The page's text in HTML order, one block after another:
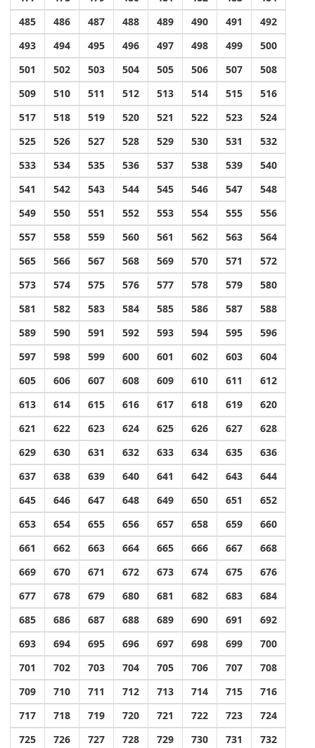
485
486 487 488 489 490 491
492
493
494 495 496 497 498 499
500
501
502 503 504 505 506 507
508
509
510 511 512 513 514 515
516
517
518 519 520 521 522 523
524
525
526 527 528 529 530 531
532
533
534 535 536 537 538 539
540
541
542 543 544 545 546 547
548
549
550 551 552 553 554 555
556
557
558 559 560 561 562 563
564
565
566 567 568 569 570 571
572
573
574 575 576 577 578 579
580
581
582 583 584 585 586 587
588
589
590 591 592 593 594 595
596
597
598 599 600 601 602 603
604
605
606 607 608 609 610 611
612
613
614 615 616 617 618 619
620
621
622 623 624 625 626 627
628
629
630 631 632 633 634 635
636
637
638 639 640 641 642 643
644
645
646 647 648 649 650 651
652
653
654 655 656 657 658 659
660
661
662 663 664 665 666 667
668
669
670 671 672 673 674 675
676
677
678 679 680 681 682 683
684
685
686 687 688 689 690 691
692
693
694 695 696 697 698 699
700
701
702 703 704 705 706 707
708
709
710 711 712 713 714 715
716
717
718 719 720 721 722 723
724
725
726 727 728 729 730 731
732